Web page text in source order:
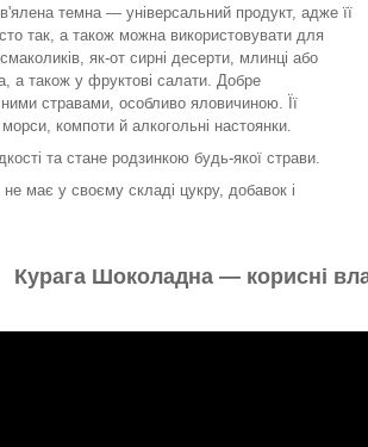
темна — універсальний продукт, адже її
так, а також можна використовувати для
як-от сирні десерти, млинці або
а також у фруктові салати. Добре
стравами, особливо яловичиною. Її
компоти й алкогольні настоянки.
та стане родзинкою будь-якої страви.
має у своєму складі цукру, добавок і
Курага Шоколадна — корисні